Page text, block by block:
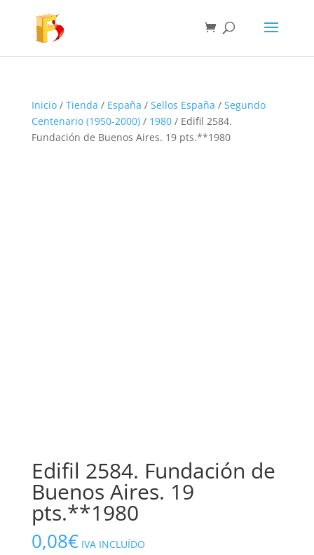
Inicio/ Tienda / España / Sellos España / Segundo
Centenario (1950-2000)/ 1980/ Edifil 2584.
Fundación de Buenos Aires. 19 pts.**1980
Edifil 2584. Fundación de
Buenos Aires. 19
pts.**1980
0,08€ IVA INCLUÍDO